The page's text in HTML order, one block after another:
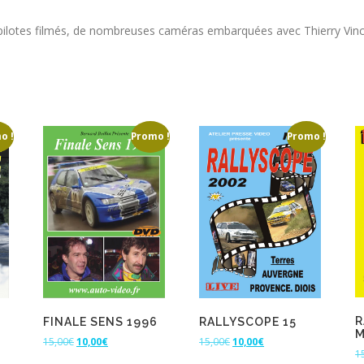
filmés, de nombreuses caméras embarquées avec Thierry
! Promo !
FINALE SENS 1996
15,00€L
10,00€L
Promo !
RALLYSCOPE 15
15,00€L
10,00€L